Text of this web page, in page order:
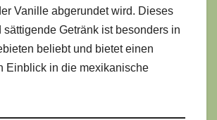
Vanille abgerundet wird. Dieses
sättigende Getränk ist besonders in
beliebt und bietet einen
Einblick in die mexikanische